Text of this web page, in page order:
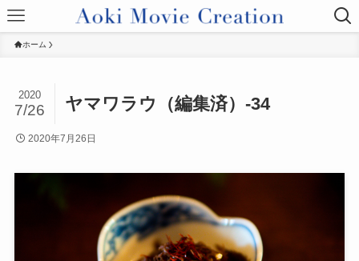
ホーム
ヤマワラウ（編集済）-34
2020
7/26
2020年7月26日